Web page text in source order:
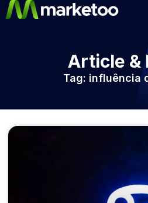
Article &
Tag: influência